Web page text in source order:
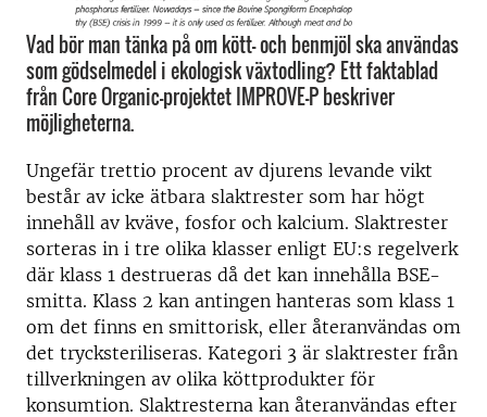
Vad bör man tänka på om kött- och benmjöl ska användas
som gödselmedel i ekologisk växtodling? Ett faktablad
från Core Organic-projektet IMPROVE-P beskriver
möjligheterna.
Ungefär trettio procent av djurens levande vikt
består av icke ätbara slaktrester som har högt
innehåll av kväve, fosfor och kalcium. Slaktrester
sorteras in i tre olika klasser enligt EU:s regelverk
där klass 1 destrueras då det kan innehålla BSE-
smitta. Klass 2 kan antingen hanteras som klass 1
om det finns en smittorisk, eller återanvändas om
det trycksteriliseras. Kategori 3 är slaktrester från
tillverkningen av olika köttprodukter för
konsumtion. Slaktresterna kan återanvändas efter